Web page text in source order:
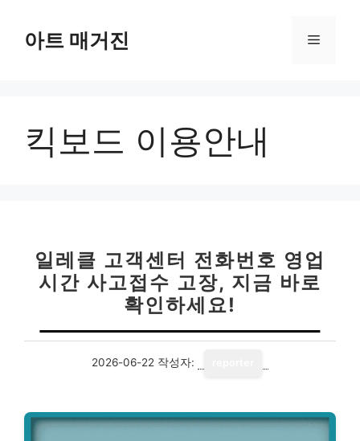
아트 매거진 메
킥보드 이용안내
일레클 고객센터 전화번호 영업
시간 사고접수 고장, 지금 바로
확인하세요!
2026-06-22 작성자: